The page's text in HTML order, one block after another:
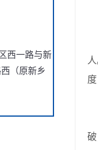
西一路与新
（原新乡